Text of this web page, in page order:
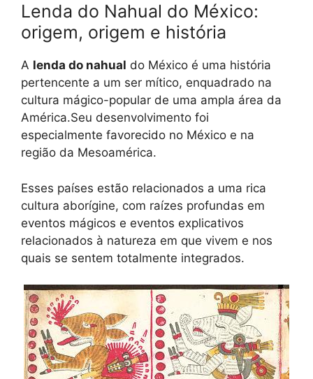
Lenda do Nahual do México:
origem, origem e história
A lenda do nahual do México é uma história
pertencente a um ser mítico, enquadrado na
cultura mágico-popular de uma ampla área da
América.Seu desenvolvimento foi
especialmente favorecido no México e na
região da Mesoamérica.
Esses países estão relacionados a uma rica
cultura aborígine, com raízes profundas em
eventos mágicos e eventos explicativos
relacionados à natureza em que vivem e nos
quais se sentem totalmente integrados.